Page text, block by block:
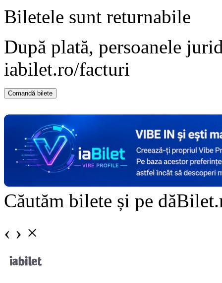
Biletele sunt returnabile
După plată, persoanele
iabilet.ro/facturi
Comandă bilete
Căutăm bilete și pe
‹ › ×